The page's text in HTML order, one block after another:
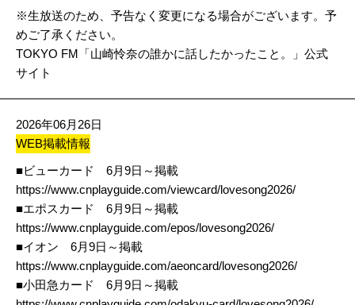
※生放送のため、予告なく変更になる場合がございます。予
めご了承ください。
TOKYO FM「山崎怜奈の誰かに話したかったこと。」公式
サイト
2026年06月26日
WEB掲載情報
■ビューカード 6月9日～掲載
https://www.cnplayguide.com/viewcard/lovesong2026/
■エポスカード 6月9日～掲載
https://www.cnplayguide.com/epos/lovesong2026/
■イオン 6月9日～掲載
https://www.cnplayguide.com/aeoncard/lovesong2026/
■小田急カード 6月9日～掲載